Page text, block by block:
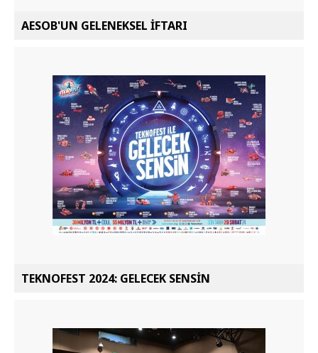
AESOB'UN GELENEKSEL İFTARI
TEKNOFEST 2024: GELECEK SENSİN